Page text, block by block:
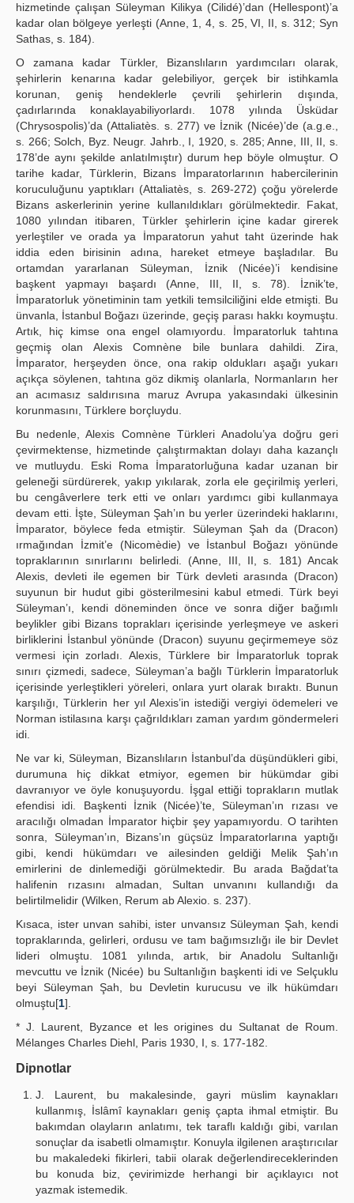
hizmetinde çalışan Süleyman Kilikya (Cilidé)’dan (Hellespont)’a
kadar olan bölgeye yerleşti (Anne, 1, 4, s. 25, VI, II, s. 312; Syn
Sathas, s. 184).
O zamana kadar Türkler, Bizanslıların yardımcıları olarak,
şehirlerin kenarına kadar gelebiliyor, gerçek bir istihkamla
korunan, geniş hendeklerle çevrili şehirlerin dışında,
çadırlarında konaklayabiliyorlardı. 1078 yılında Üsküdar
(Chrysospolis)’da (Attaliatès. s. 277) ve İznik (Nicée)’de (a.g.e.,
s. 266; Solch, Byz. Neugr. Jahrb., I, 1920, s. 285; Anne, III, II, s.
178’de aynı şekilde anlatılmıştır) durum hep böyle olmuştur. O
tarihe kadar, Türklerin, Bizans İmparatorlarının habercilerinin
koruculuğunu yaptıkları (Attaliatès, s. 269-272) çoğu yörelerde
Bizans askerlerinin yerine kullanıldıkları görülmektedir. Fakat,
1080 yılından itibaren, Türkler şehirlerin içine kadar girerek
yerleştiler ve orada ya İmparatorun yahut taht üzerinde hak
iddia eden birisinin adına, hareket etmeye başladılar. Bu
ortamdan yararlanan Süleyman, İznik (Nicée)’i kendisine
başkent yapmayı başardı (Anne, III, II, s. 78). İznik’te,
İmparatorluk yönetiminin tam yetkili temsilciliğini elde etmişti. Bu
ünvanla, İstanbul Boğazı üzerinde, geçiş parası hakkı koymuştu.
Artık, hiç kimse ona engel olamıyordu. İmparatorluk tahtına
geçmiş olan Alexis Comnène bile bunlara dahildi. Zira,
İmparator, herşeyden önce, ona rakip oldukları aşağı yukarı
açıkça söylenen, tahtına göz dikmiş olanlarla, Normanların her
an acımasız saldırısına maruz Avrupa yakasındaki ülkesinin
korunmasını, Türklere borçluydu.
Bu nedenle, Alexis Comnène Türkleri Anadolu’ya doğru geri
çevirmektense, hizmetinde çalıştırmaktan dolayı daha kazançlı
ve mutluydu. Eski Roma İmparatorluğuna kadar uzanan bir
geleneği sürdürerek, yakıp yıkılarak, zorla ele geçirilmiş yerleri,
bu cengâverlere terk etti ve onları yardımcı gibi kullanmaya
devam etti. İşte, Süleyman Şah’ın bu yerler üzerindeki haklarını,
İmparator, böylece feda etmiştir. Süleyman Şah da (Dracon)
ırmağından İzmit’e (Nicomèdie) ve İstanbul Boğazı yönünde
topraklarının sınırlarını belirledi. (Anne, III, II, s. 181) Ancak
Alexis, devleti ile egemen bir Türk devleti arasında (Dracon)
suyunun bir hudut gibi gösterilmesini kabul etmedi. Türk beyi
Süleyman’ı, kendi döneminden önce ve sonra diğer bağımlı
beylikler gibi Bizans toprakları içerisinde yerleşmeye ve askeri
birliklerini İstanbul yönünde (Dracon) suyunu geçirmemeye söz
vermesi için zorladı. Alexis, Türklere bir İmparatorluk toprak
sınırı çizmedi, sadece, Süleyman’a bağlı Türklerin İmparatorluk
içerisinde yerleştikleri yöreleri, onlara yurt olarak bıraktı. Bunun
karşılığı, Türklerin her yıl Alexis’in istediği vergiyi ödemeleri ve
Norman istilasına karşı çağrıldıkları zaman yardım göndermeleri
idi.
Ne var ki, Süleyman, Bizanslıların İstanbul’da düşündükleri gibi,
durumuna hiç dikkat etmiyor, egemen bir hükümdar gibi
davranıyor ve öyle konuşuyordu. İşgal ettiği toprakların mutlak
efendisi idi. Başkenti İznik (Nicée)’te, Süleyman’ın rızası ve
aracılığı olmadan İmparator hiçbir şey yapamıyordu. O tarihten
sonra, Süleyman’ın, Bizans’ın güçsüz İmparatorlarına yaptığı
gibi, kendi hükümdarı ve ailesinden geldiği Melik Şah’ın
emirlerini de dinlemediği görülmektedir. Bu arada Bağdat’ta
halifenin rızasını almadan, Sultan unvanını kullandığı da
belirtilmelidir (Wilken, Rerum ab Alexio. s. 237).
Kısaca, ister unvan sahibi, ister unvansız Süleyman Şah, kendi
topraklarında, gelirleri, ordusu ve tam bağımsızlığı ile bir Devlet
lideri olmuştu. 1081 yılında, artık, bir Anadolu Sultanlığı
mevcuttu ve İznik (Nicée) bu Sultanlığın başkenti idi ve Selçuklu
beyi Süleyman Şah, bu Devletin kurucusu ve ilk hükümdarı
olmuştu[1].
* J. Laurent, Byzance et les origines du Sultanat de Roum.
Mélanges Charles Diehl, Paris 1930, I, s. 177-182.
Dipnotlar
J. Laurent, bu makalesinde, gayri müslim kaynakları
kullanmış, İslâmî kaynakları geniş çapta ihmal etmiştir. Bu
bakımdan olayların anlatımı, tek taraflı kaldığı gibi, varılan
sonuçlar da isabetli olmamıştır. Konuyla ilgilenen araştırıcılar
bu makaledeki fikirleri, tabii olarak değerlendireceklerinden
bu konuda biz, çevirimizde herhangi bir açıklayıcı not
yazmak istemedik.